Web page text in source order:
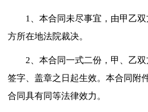
1、本合同未尽事宜，由甲乙
方所在地法院裁决。
2、本合同一式二份，甲、乙
签字、盖章之日起生效。本合同附
合同具有同等法律效力。